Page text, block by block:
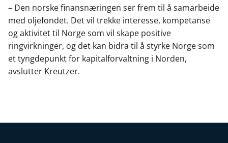
– Den norske finansnæringen ser frem til å samarbeide
med oljefondet. Det vil trekke interesse, kompetanse
og aktivitet til Norge som vil skape positive
ringvirkninger, og det kan bidra til å styrke Norge som
et tyngdepunkt for kapitalforvaltning i Norden,
avslutter Kreutzer.